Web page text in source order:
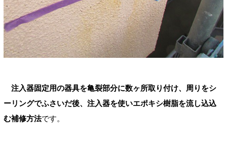
注入器固定用の器具を亀裂部分に数ヶ所取り付け、周りをシ
ーリングでふさいだ後、注入器を使いエポキシ樹脂を流し込込
む補修方法です。